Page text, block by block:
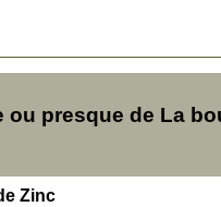
ou presque de La
Zinc